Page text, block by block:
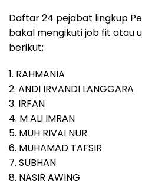
Daftar 24 pejabat lingkup
bakal mengikuti job fit atau
berikut;
1. RAHMANIA
2. ANDI IRVANDI LANGGARA
3. IRFAN
4. M ALI IMRAN
5. MUH RIVAI NUR
6. MUHAMAD TAFSIR
7. SUBHAN
8. NASIR AWING